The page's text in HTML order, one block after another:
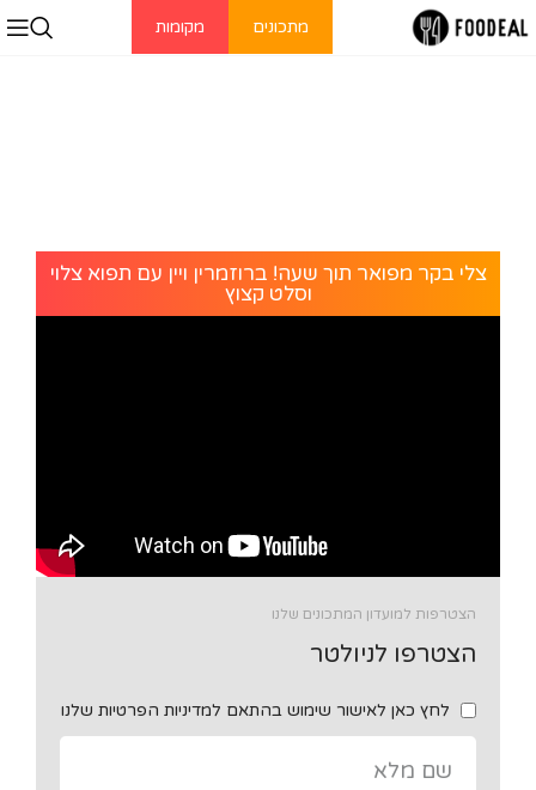
מתכונים מקומות
צלי בקר מפואר תוך שעה! ברוזמרין ויין עם תפוא צלוי
וסלט קצוץ
הצטרפות למועדון המתכונים שלנו
הצטרפו לניולטר
לחץ כאן לאישור שימוש בהתאם למדיניות הפרטיות שלנו